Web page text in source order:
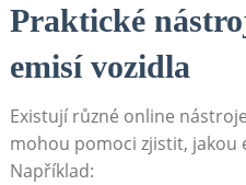
Praktické
emisí vozidla
Existují různé online
mohou⁣ pomoci zjistit, jakou
⁤Například: